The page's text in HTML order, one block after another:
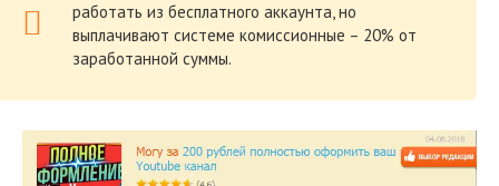
работать из бесплатного аккаунта, но
выплачивают системе комиссионные – 20% от
заработанной суммы.